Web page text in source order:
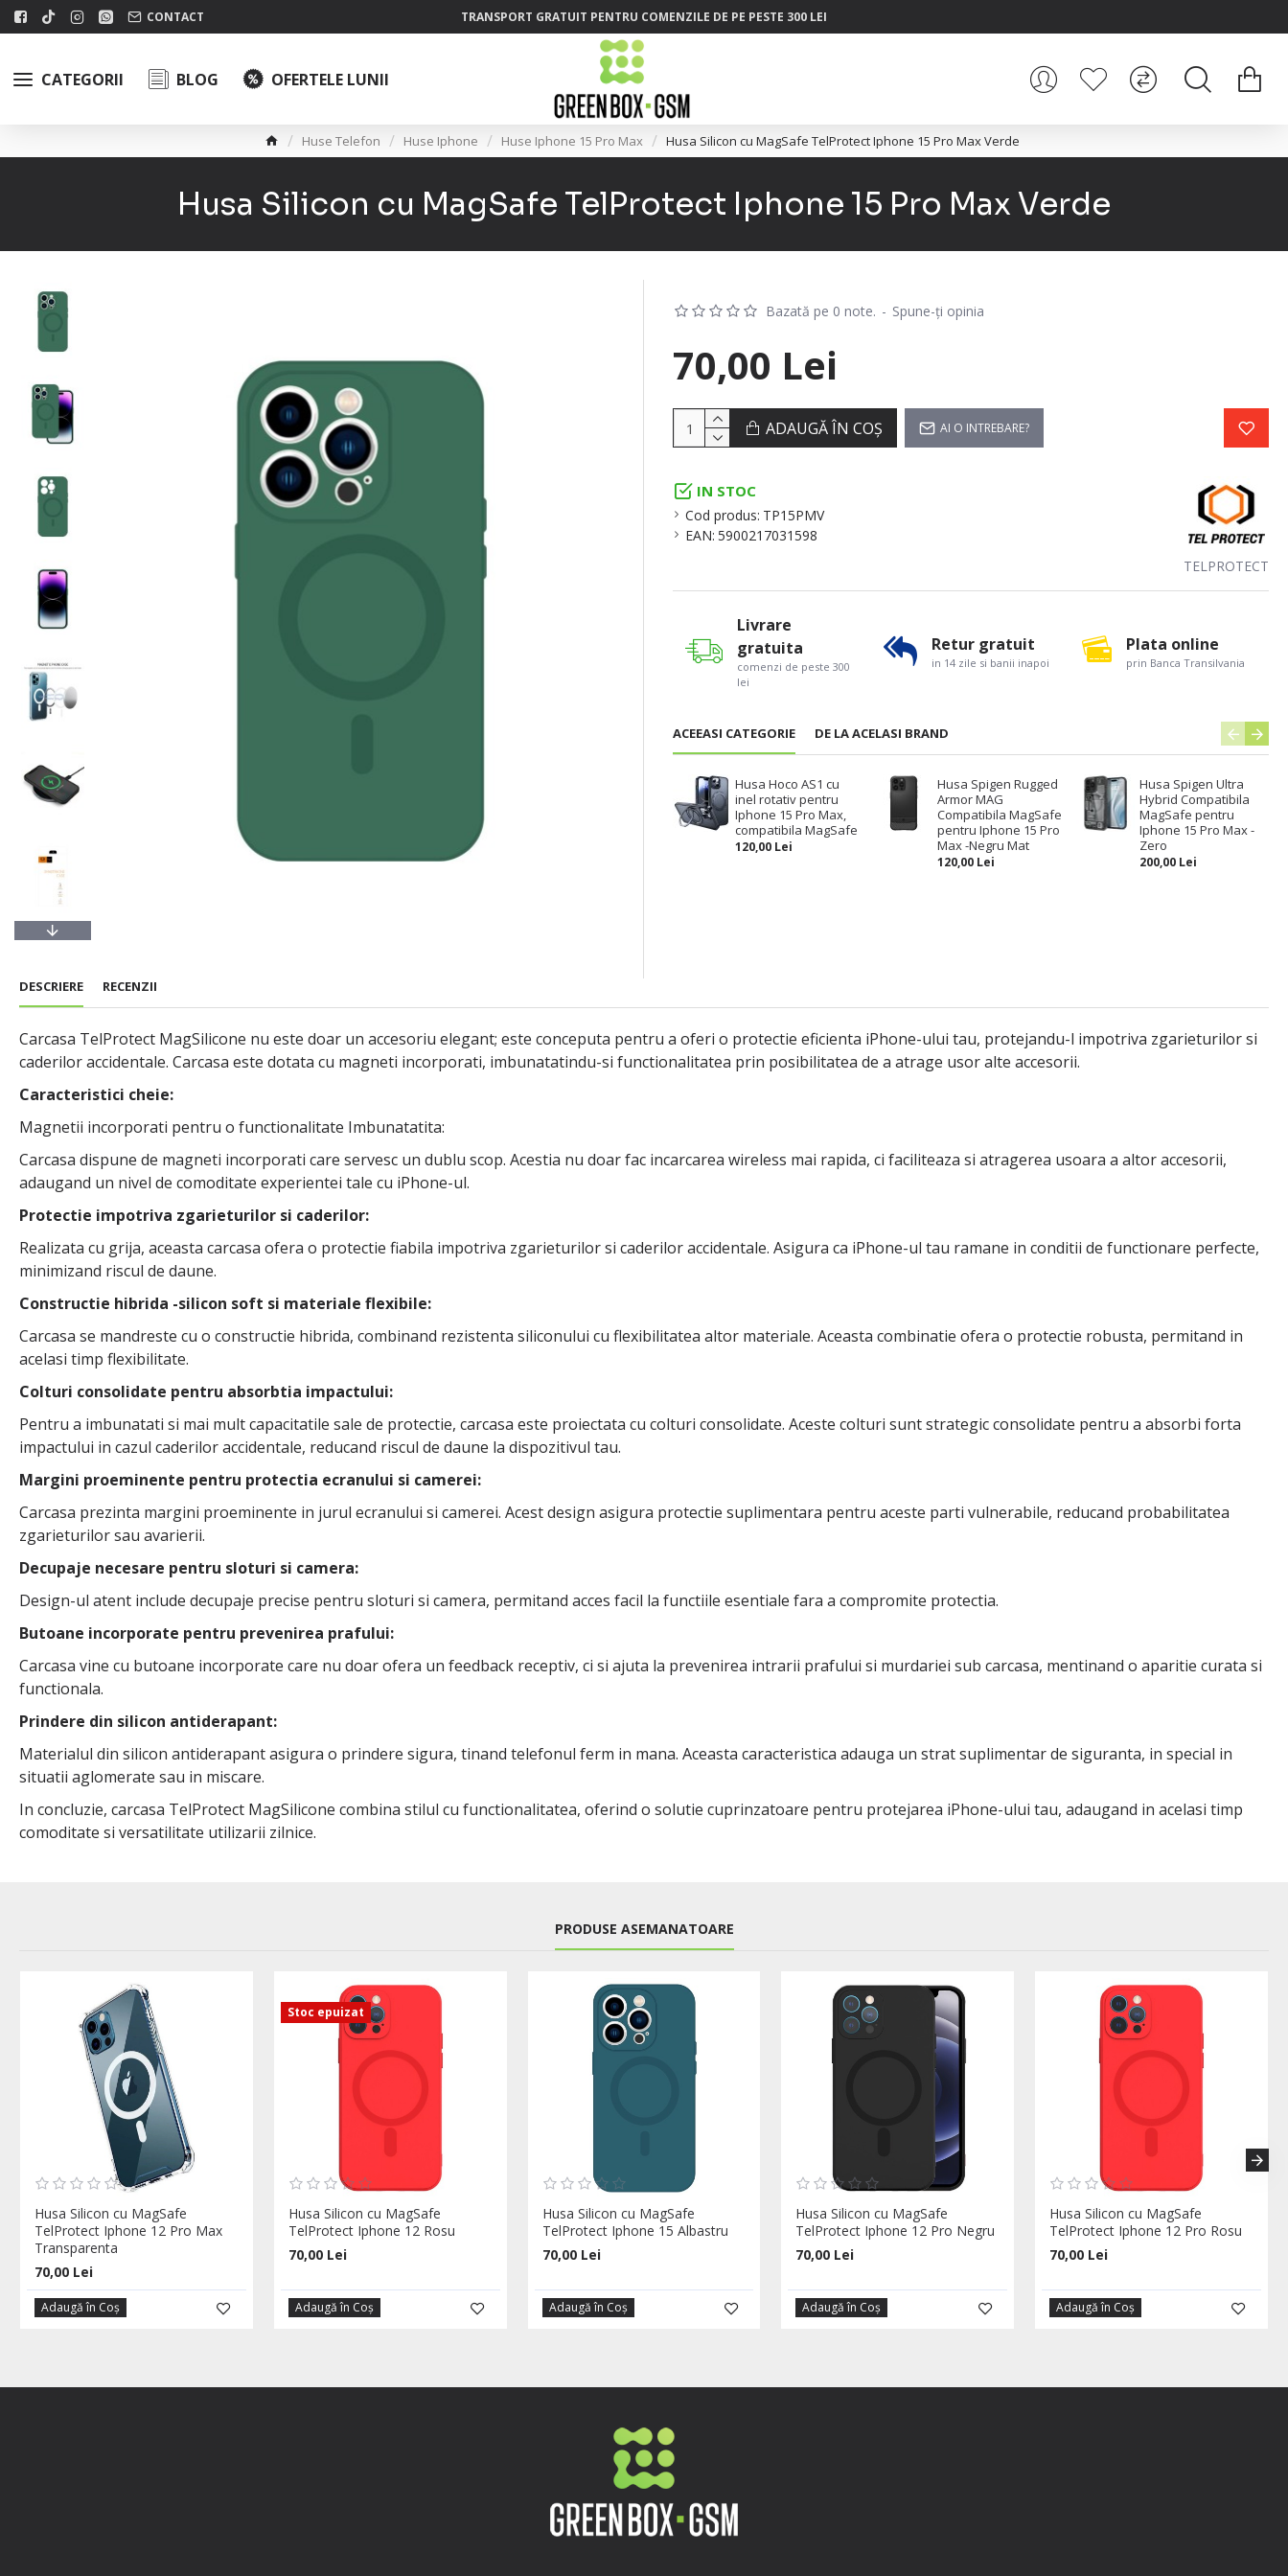
CONTACT TRANSPORT GRATUIT PENTRU COMENZILE DE PE PESTE 300 LEI
CATEGORII BLOG OFERTELE LUNII
Huse Telefon Huse Iphone Huse Iphone 15 Pro Max Husa Silicon cu MagSafe TelProtect Iphone 15 Pro Max Verde
Husa Silicon cu MagSafe TelProtect Iphone 15 Pro Max Verde
IN STOC
Cod produs: TP15PMV
EAN: 5900217031598
TELPROTECT
Bazată pe 0 note. - Spune-ţi opinia
70,00 Lei
ADAUGĂ ÎN COŞ AI O INTREBARE?
ACEEASI CATEGORIE DE LA ACELASI BRAND
Husa Hoco AS1 cu
inel rotativ pentru
Iphone 15 Pro Max,
compatibila MagSafe
120,00 Lei
Husa Spigen Rugged
Armor MAG
Compatibila MagSafe
pentru Iphone 15 Pro
Max -Negru Mat
120,00 Lei
Husa Spigen Ultra
Hybrid Compatibila
MagSafe pentru
Iphone 15 Pro Max -
Zero
200,00 Lei
Livrare
gratuita
comenzi de peste 300
lei
Retur gratuit
in 14 zile si banii inapoi
Plata online
prin Banca Transilvania
DESCRIERE RECENZII
Carcasa TelProtect MagSilicone nu este doar un accesoriu elegant; este conceputa pentru a oferi o protectie eficienta iPhone-ului tau, protejandu-l impotriva zgarieturilor si
caderilor accidentale. Carcasa este dotata cu magneti incorporati, imbunatatindu-si functionalitatea prin posibilitatea de a atrage usor alte accesorii.
Caracteristici cheie:
Magnetii incorporati pentru o functionalitate Imbunatatita:
Carcasa dispune de magneti incorporati care servesc un dublu scop. Acestia nu doar fac incarcarea wireless mai rapida, ci faciliteaza si atragerea usoara a altor accesorii,
adaugand un nivel de comoditate experientei tale cu iPhone-ul.
Protectie impotriva zgarieturilor si caderilor:
Realizata cu grija, aceasta carcasa ofera o protectie fiabila impotriva zgarieturilor si caderilor accidentale. Asigura ca iPhone-ul tau ramane in conditii de functionare perfecte,
minimizand riscul de daune.
Constructie hibrida -silicon soft si materiale flexibile:
Carcasa se mandreste cu o constructie hibrida, combinand rezistenta siliconului cu flexibilitatea altor materiale. Aceasta combinatie ofera o protectie robusta, permitand in
acelasi timp flexibilitate.
Colturi consolidate pentru absorbtia impactului:
Pentru a imbunatati si mai mult capacitatile sale de protectie, carcasa este proiectata cu colturi consolidate. Aceste colturi sunt strategic consolidate pentru a absorbi forta
impactului in cazul caderilor accidentale, reducand riscul de daune la dispozitivul tau.
Margini proeminente pentru protectia ecranului si camerei:
Carcasa prezinta margini proeminente in jurul ecranului si camerei. Acest design asigura protectie suplimentara pentru aceste parti vulnerabile, reducand probabilitatea
zgarieturilor sau avarierii.
Decupaje necesare pentru sloturi si camera:
Design-ul atent include decupaje precise pentru sloturi si camera, permitand acces facil la functiile esentiale fara a compromite protectia.
Butoane incorporate pentru prevenirea prafului:
Carcasa vine cu butoane incorporate care nu doar ofera un feedback receptiv, ci si ajuta la prevenirea intrarii prafului si murdariei sub carcasa, mentinand o aparitie curata si
functionala.
Prindere din silicon antiderapant:
Materialul din silicon antiderapant asigura o prindere sigura, tinand telefonul ferm in mana. Aceasta caracteristica adauga un strat suplimentar de siguranta, in special in
situatii aglomerate sau in miscare.
In concluzie, carcasa TelProtect MagSilicone combina stilul cu functionalitatea, oferind o solutie cuprinzatoare pentru protejarea iPhone-ului tau, adaugand in acelasi timp
comoditate si versatilitate utilizarii zilnice.
PRODUSE ASEMANATOARE
Husa Silicon cu MagSafe
TelProtect Iphone 12 Pro Max
Transparenta
70,00 Lei
Adaugă în Coş
Stoc epuizat
Husa Silicon cu MagSafe
TelProtect Iphone 12 Rosu
70,00 Lei
Adaugă în Coş
Husa Silicon cu MagSafe
TelProtect Iphone 15 Albastru
70,00 Lei
Adaugă în Coş
Husa Silicon cu MagSafe
TelProtect Iphone 12 Pro Negru
70,00 Lei
Adaugă în Coş
Husa Silicon cu MagSafe
TelProtect Iphone 12 Pro Rosu
70,00 Lei
Adaugă în Coş